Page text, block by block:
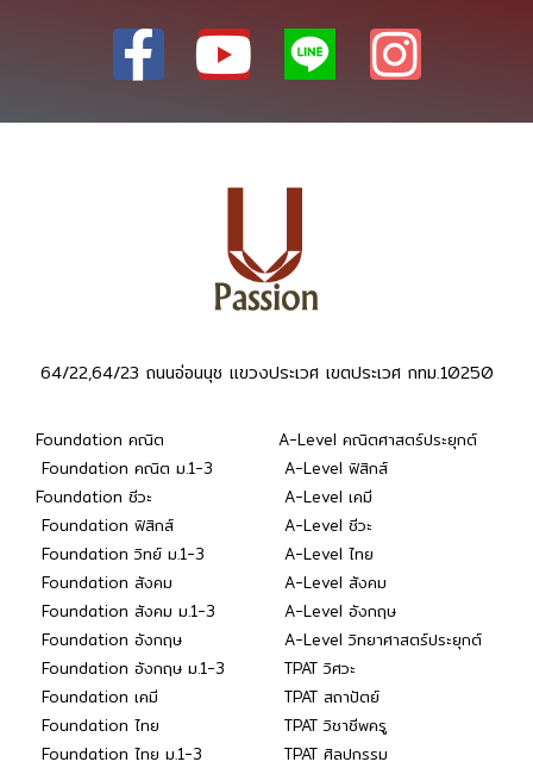
64/22,64/23 ถนนอ่อนนุช แขวงประเวศ เขตประเวศ กทม.10250
Foundation คณิต
Foundation คณิต ม.1-3
Foundation ชีวะ
Foundation ฟิสิกส์
Foundation วิทย์ ม.1-3
Foundation สังคม
Foundation สังคม ม.1-3
Foundation อังกฤษ
Foundation อังกฤษ ม.1-3
Foundation เคมี
Foundation ไทย
Foundation ไทย ม.1-3
A-Level คณิตศาสตร์ประยุกต์
A-Level ฟิสิกส์
A-Level เคมี
A-Level ชีวะ
A-Level ไทย
A-Level สังคม
A-Level อังกฤษ
A-Level วิทยาศาสตร์ประยุกต์
TPAT วิศวะ
TPAT สถาปัตย์
TPAT วิชาชีพครู
TPAT ศิลปกรรม